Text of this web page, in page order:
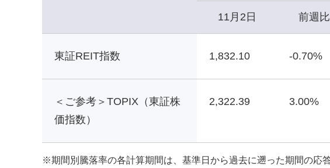
11月2日 前週比
東証REIT指数 1,832.10 -0.70%
＜ご参考＞TOPIX（東証株
価指数）
2,322.39 3.00%
※期間別騰落率の各計算期間は、基準日から過去に遡った期間の応